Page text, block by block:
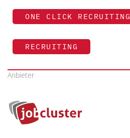
ONE CLICK RECRUITING
RECRUITING
Anbieter